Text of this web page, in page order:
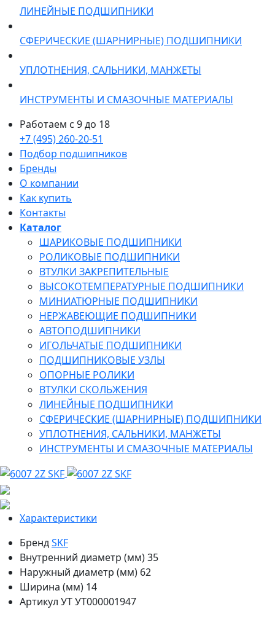
ЛИНЕЙНЫЕ ПОДШИПНИКИ
СФЕРИЧЕСКИЕ (ШАРНИРНЫЕ) ПОДШИПНИКИ
УПЛОТНЕНИЯ, САЛЬНИКИ, МАНЖЕТЫ
ИНСТРУМЕНТЫ И СМАЗОЧНЫЕ МАТЕРИАЛЫ
Работаем с 9 до 18
+7 (495) 260-20-51
Подбор подшипников
Бренды
О компании
Как купить
Контакты
Каталог
ШАРИКОВЫЕ ПОДШИПНИКИ
РОЛИКОВЫЕ ПОДШИПНИКИ
ВТУЛКИ ЗАКРЕПИТЕЛЬНЫЕ
ВЫСОКОТЕМПЕРАТУРНЫЕ ПОДШИПНИКИ
МИНИАТЮРНЫЕ ПОДШИПНИКИ
НЕРЖАВЕЮЩИЕ ПОДШИПНИКИ
АВТОПОДШИПНИКИ
ИГОЛЬЧАТЫЕ ПОДШИПНИКИ
ПОДШИПНИКОВЫЕ УЗЛЫ
ОПОРНЫЕ РОЛИКИ
ВТУЛКИ СКОЛЬЖЕНИЯ
ЛИНЕЙНЫЕ ПОДШИПНИКИ
СФЕРИЧЕСКИЕ (ШАРНИРНЫЕ) ПОДШИПНИКИ
УПЛОТНЕНИЯ, САЛЬНИКИ, МАНЖЕТЫ
ИНСТРУМЕНТЫ И СМАЗОЧНЫЕ МАТЕРИАЛЫ
Характеристики
БрендSKF
Внутренний диаметр (мм)35
Наружный диаметр (мм) 62
Ширина (мм) 14
Артикул УТУТ000001947